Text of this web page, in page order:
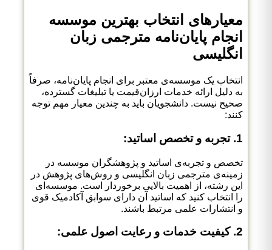
معیارهای انتخاب بهترین موسسه
انجام پایان‌نامه مترجمی زبان
انگلیسی
انتخاب یک موسسه‌ی معتبر برای انجام پایان‌نامه، صرفاً
به دلیل ارائه خدمات ارزان‌قیمت یا تبلیغات گسترده،
صحیح نیست. دانشجویان باید به چندین معیار مهم توجه
کنند:
1. تجربه و تخصص اساتید:
تخصص و تجربه‌ی اساتید و پژوهشگران موسسه در
زمینه‌ی مترجمی زبان انگلیسی و روش‌های پژوهش در
این رشته، از اهمیت بالایی برخوردار است. موسسه‌ای
را انتخاب کنید که اساتید آن دارای سوابق آکادمیک قوی
و انتشارات علمی مرتبط باشند.
2. کیفیت خدمات و رعایت اصول علمی: